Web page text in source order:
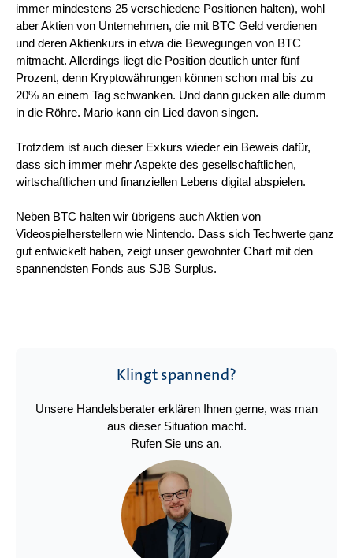
immer mindestens 25 verschiedene Positionen halten), wohl
aber Aktien von Unternehmen, die mit BTC Geld verdienen
und deren Aktienkurs in etwa die Bewegungen von BTC
mitmacht. Allerdings liegt die Position deutlich unter fünf
Prozent, denn Kryptowährungen können schon mal bis zu
20% an einem Tag schwanken. Und dann gucken alle dumm
in die Röhre. Mario kann ein Lied davon singen.
Trotzdem ist auch dieser Exkurs wieder ein Beweis dafür,
dass sich immer mehr Aspekte des gesellschaftlichen,
wirtschaftlichen und finanziellen Lebens digital abspielen.
Neben BTC halten wir übrigens auch Aktien von
Videospielherstellern wie Nintendo. Dass sich Techwerte ganz
gut entwickelt haben, zeigt unser gewohnter Chart mit den
spannendsten Fonds aus SJB Surplus.
Klingt spannend?
Unsere Handelsberater erklären Ihnen gerne, was man
aus dieser Situation macht.
Rufen Sie uns an.